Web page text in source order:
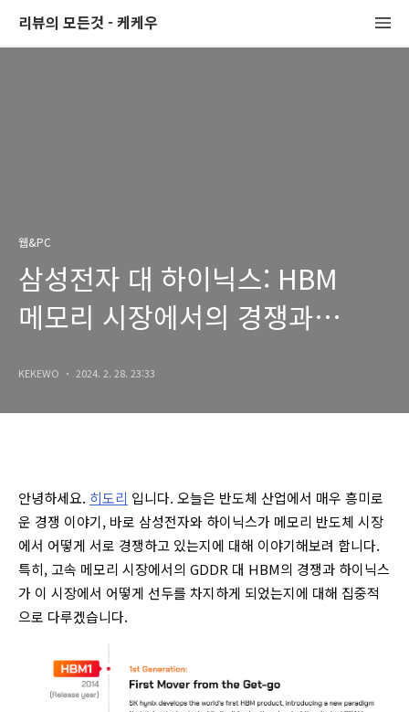
리뷰의 모든것 - 케케우
웹&PC
삼성전자 대 하이닉스: HBM
메모리 시장에서의 경쟁과
KEKEWO 2024. 2. 28. 23:33
안녕하세요. 히도리 입니다. 오늘은 반도체 산업에서 매우 흥미로
운 경쟁 이야기, 바로 삼성전자와 하이닉스가 메모리 반도체 시장
에서 어떻게 서로 경쟁하고 있는지에 대해 이야기해보려 합니다.
특히, 고속 메모리 시장에서의 GDDR 대 HBM의 경쟁과 하이닉스
가 이 시장에서 어떻게 선두를 차지하게 되었는지에 대해 집중적
으로 다루겠습니다.